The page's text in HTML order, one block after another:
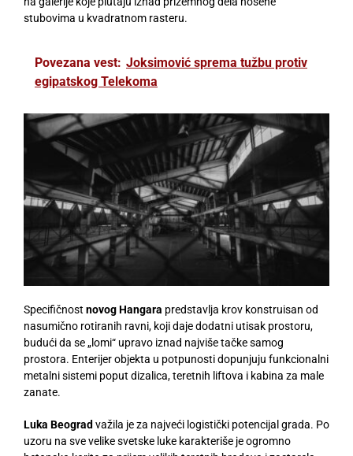
stubovima u kvadratnom rasteru.
Povezana vest: Joksimović sprema tužbu protiv
egipatskog Telekoma
Specifičnost novog Hangara predstavlja krov konstruisan od
nasumično rotiranih ravni, koji daje dodatni utisak prostoru,
budući da se „lomi“ upravo iznad najviše tačke samog
prostora. Enterijer objekta u potpunosti dopunjuju funkcionalni
metalni sistemi poput dizalica, teretnih liftova i kabina za male
zanate.
Luka Beograd važila je za najveći logistički potencijal grada. Po
uzoru na sve velike svetske luke karakteriše je ogromno